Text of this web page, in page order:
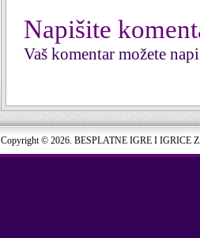
Napišite
Vaš komentar možete
Copyright © 2026. BESPLATNE IGRE I IGRICE